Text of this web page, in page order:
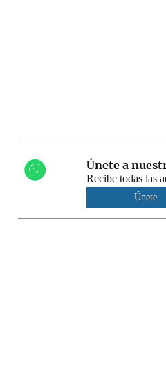
Únete a
Recibe todas las
Únete